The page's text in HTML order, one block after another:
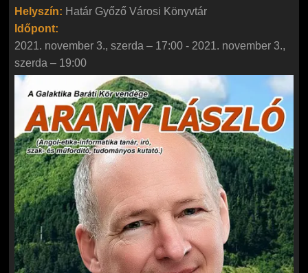
Helyszín: Határ Győző Városi Könyvtár
Időpont:
2021. november 3., szerda – 17:00 - 2021. november 3.,
szerda – 19:00